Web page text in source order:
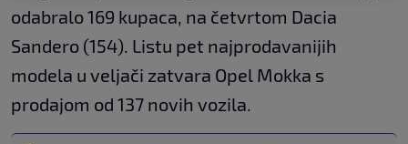
odabralo 169 kupaca, na četvrtom Dacia
Sandero (154). Listu pet najprodavanijih
modela u veljači zatvara Opel Mokka s
prodajom od 137 novih vozila.